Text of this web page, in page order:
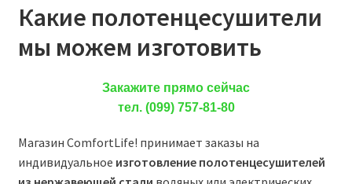
Какие полотенцесушители
мы можем изготовить
Закажите прямо сейчас
тел. (099) 757-81-80
Магазин ComfortLife! принимает заказы на
индивидуальное изготовление полотенцесушителей